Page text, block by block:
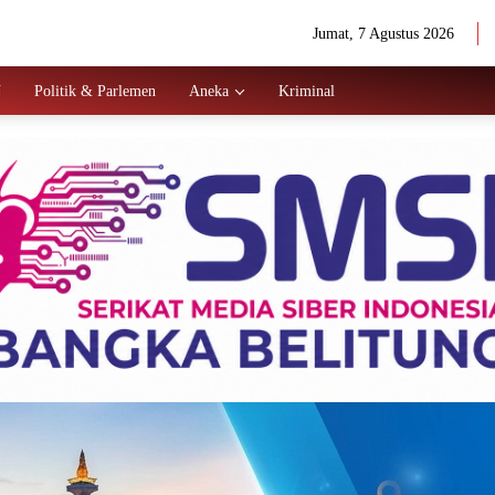
Jumat, 7 Agustus 2026
Politik & Parlemen Aneka Kriminal